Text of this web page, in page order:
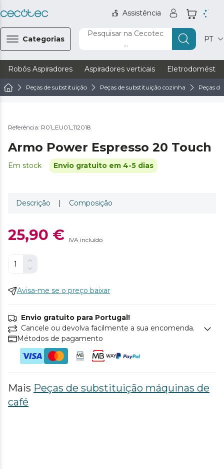
Assistência
Categorias
Pesquisar na Cecotec
...
PT
Robôs Aspiradores Aspiradores verticais
Peças de substituição Peças de substituição cozinha Peças
Referência: R01_EU01_112018
Armo Power Espresso 20 Touch
Em stock Envio gratuito em 4-5 dias
Descrição | Composição
25,90 € IVA incluído
Avisa-me se o preço baixar
Envio gratuito para Portugal!
Cancele ou devolva facilmente a sua encomenda.
Métodos de pagamento
Mais Peças de substituição máquinas de
café